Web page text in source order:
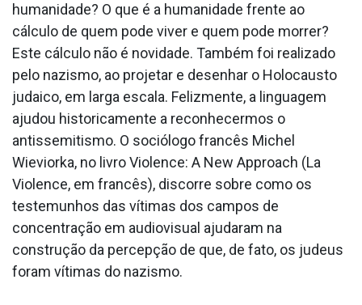
humanidade? O que é a humanidade frente ao
cálculo de quem pode viver e quem pode morrer?
Este cálculo não é novidade. Também foi realizado
pelo nazismo, ao projetar e desenhar o Holocausto
judaico, em larga escala. Felizmente, a linguagem
ajudou historicamente a reconhecermos o
antissemitismo. O sociólogo francês Michel
Wieviorka, no livro Violence: A New Approach (La
Violence, em francês), discorre sobre como os
testemunhos das vítimas dos campos de
concentração em audiovisual ajudaram na
construção da percepção de que, de fato, os judeus
foram vítimas do nazismo.